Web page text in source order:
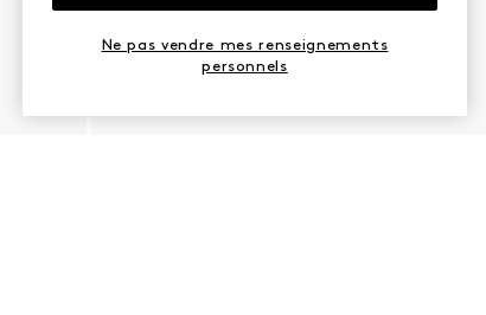
Ne pas vendre mes renseignements
personnels